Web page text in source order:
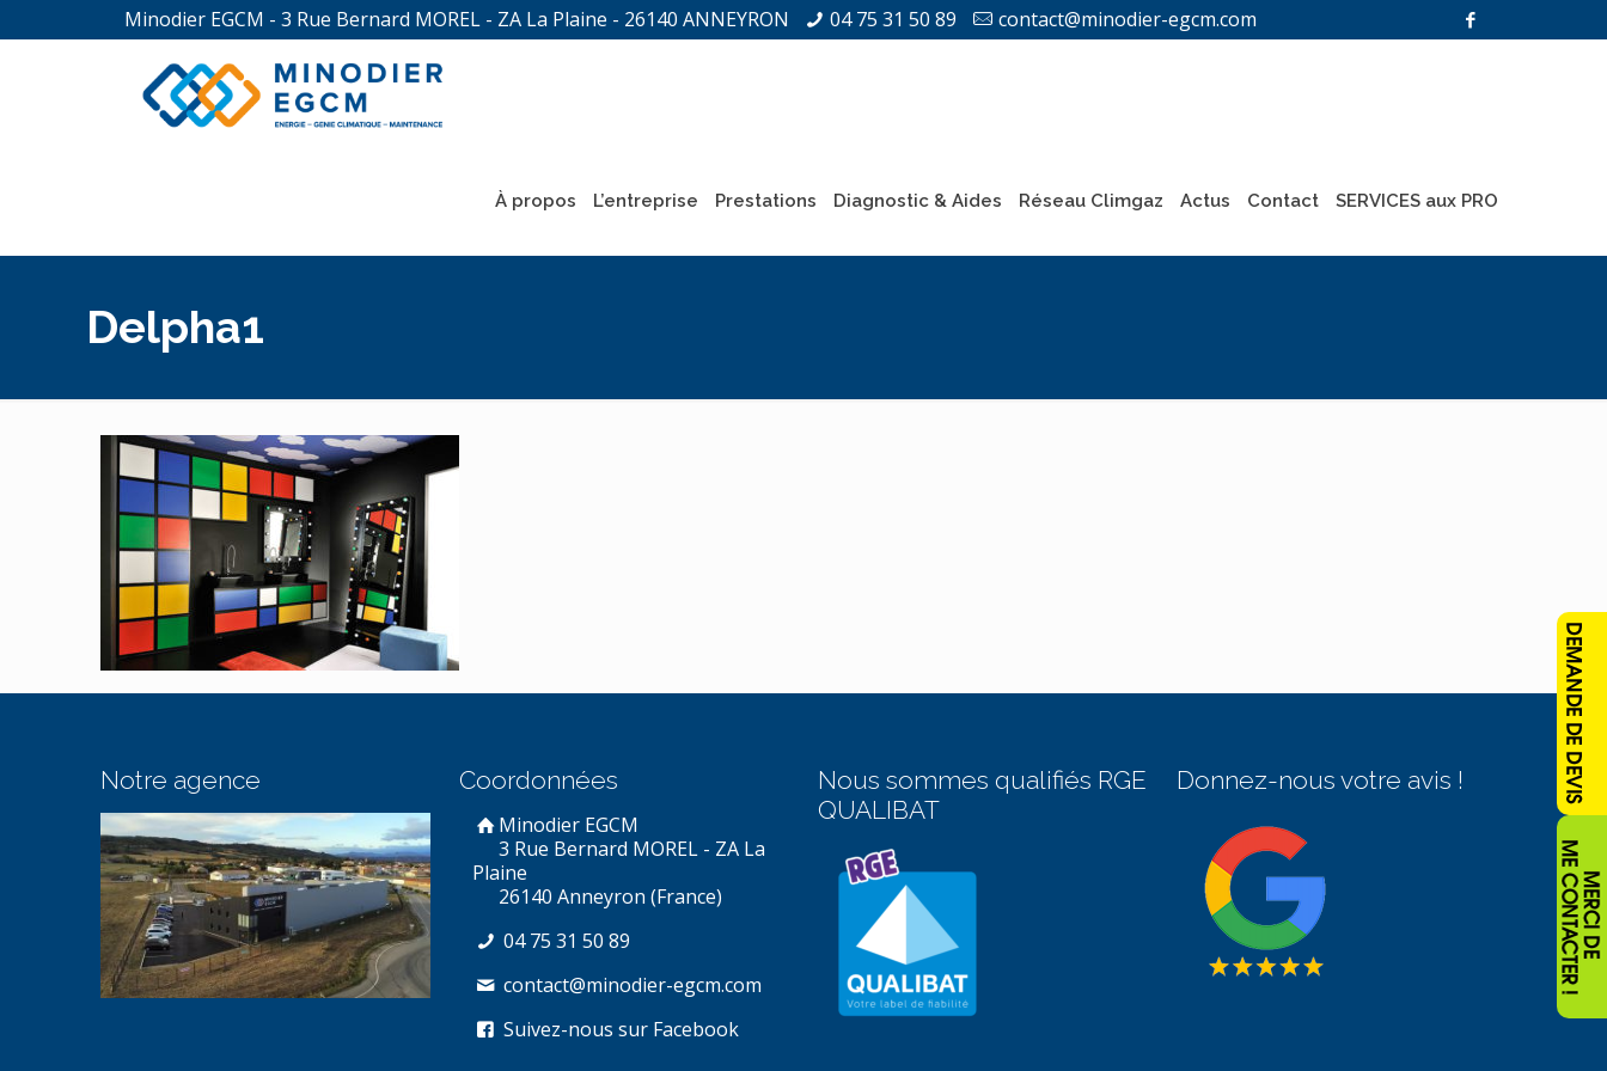
Minodier EGCM - 3 Rue Bernard MOREL - ZA La Plaine - 26140 ANNEYRON 04 75 31 50 89 contact@minodier-egcm.com
À propos L’entreprise Prestations Diagnostic & Aides Réseau Climgaz Actus Contact SERVICES aux PRO
Delpha1
Notre agence Coordonnées
Minodier EGCM
3 Rue Bernard MOREL - ZA La
Plaine
26140 Anneyron (France)
04 75 31 50 89
contact@minodier-egcm.com
Suivez-nous sur Facebook
Nous sommes qualifiés RGE
QUALIBAT
Donnez-nous votre avis !